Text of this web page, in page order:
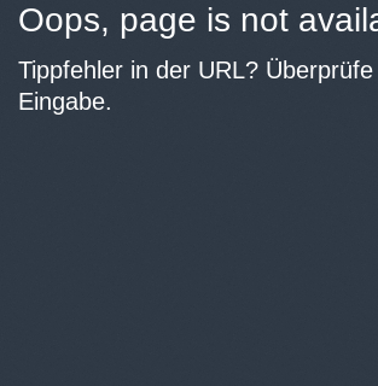
Oops, page is not
Tippfehler in der URL?
Eingabe.